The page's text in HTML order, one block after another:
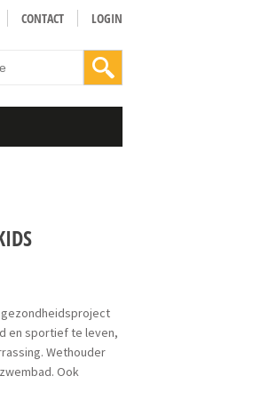
CONTACT LOGIN
gezondheidsproject
en sportief te leven,
Wethouder
Ook